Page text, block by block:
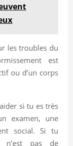
les troubles du
est
ou d’un corps
si tu es très
examen, une
social. Si tu
n’est pas de